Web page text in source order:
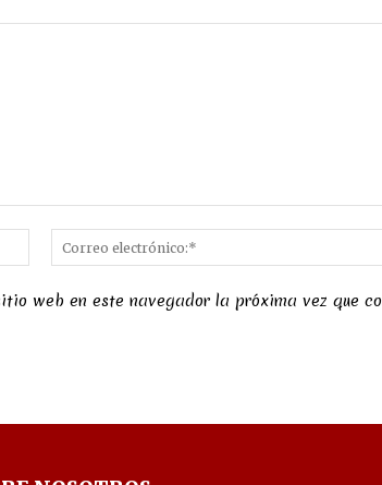
Nombre:*
web en este navegador la próxima vez que